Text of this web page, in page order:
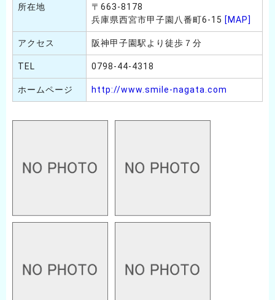
所在地
〒663-8178
兵庫県西宮市甲子園八番町6-15 [MAP]
アクセス 阪神甲子園駅より徒歩７分
TEL 0798-44-4318
ホームページ http://www.smile-nagata.com